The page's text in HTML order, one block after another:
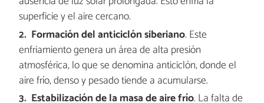
superficie y el aire cercano.
Formación del anticiclón siberiano. Este
enfriamiento genera un área de alta presión
atmosférica, lo que se denomina anticiclón, donde el
aire frío, denso y pesado tiende a acumularse.
Estabilización de la masa de aire frío. La falta de